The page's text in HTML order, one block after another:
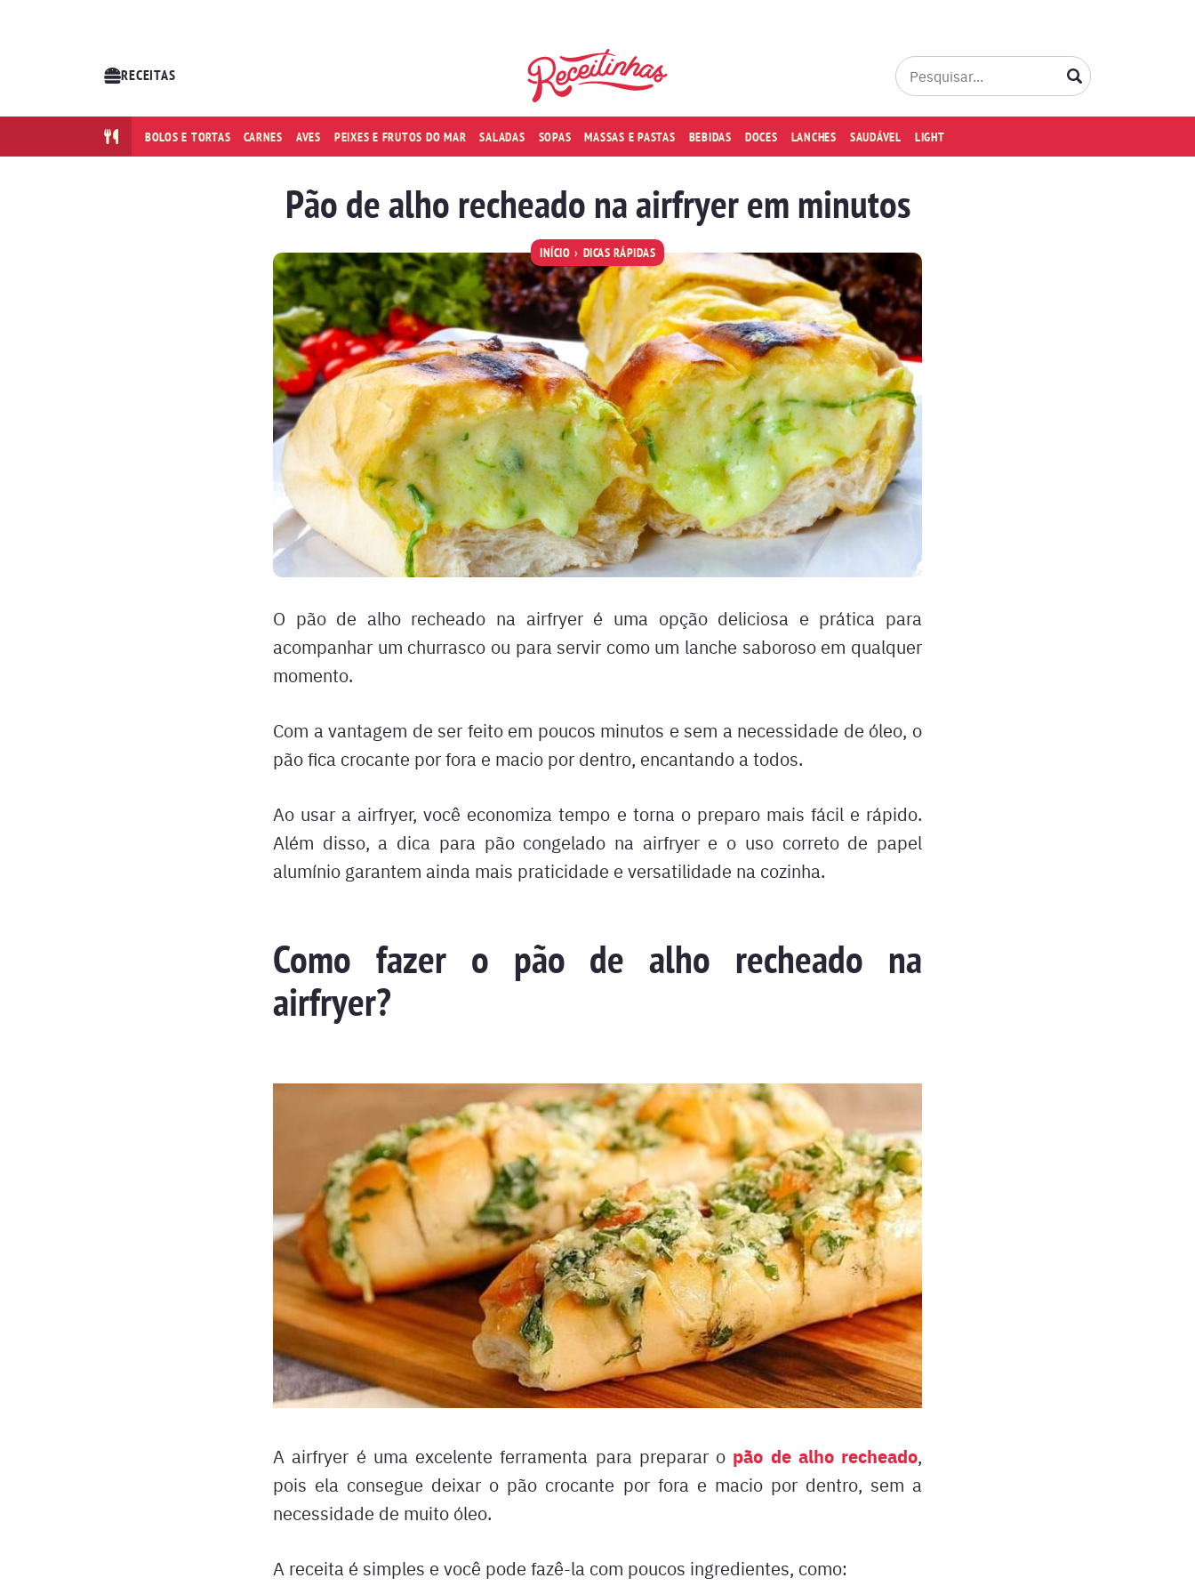
RECEITAS
BOLOS E TORTAS CARNES AVES PEIXES E FRUTOS DO MAR SALADAS SOPAS MASSAS E PASTAS BEBIDAS DOCES LANCHES SAUDÁVEL LIGHT
Pão de alho recheado na airfryer em minutos
INÍCIO DICAS RÁPIDAS
O pão de alho recheado na airfryer é uma opção deliciosa e prática para
acompanhar um churrasco ou para servir como um lanche saboroso em qualquer
momento.
Com a vantagem de ser feito em poucos minutos e sem a necessidade de óleo, o
pão fica crocante por fora e macio por dentro, encantando a todos.
Ao usar a airfryer, você economiza tempo e torna o preparo mais fácil e rápido.
Além disso, a dica para pão congelado na airfryer e o uso correto de papel
alumínio garantem ainda mais praticidade e versatilidade na cozinha.
Como fazer o pão de alho recheado na
airfryer?
A airfryer é uma excelente ferramenta para preparar o pão de alho recheado,
pois ela consegue deixar o pão crocante por fora e macio por dentro, sem a
necessidade de muito óleo.
A receita é simples e você pode fazê-la com poucos ingredientes, como: